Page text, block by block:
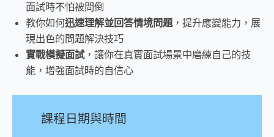
面試時不怕被問倒
教你如何迅速理解並回答情境問題，提升應變能力，展
現出色的問題解決技巧
實戰模擬面試，讓你在真實面試場景中磨練自己的技
能，增強面試時的自信心
課程日期與時間